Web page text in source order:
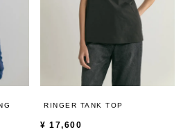
RINGER TANK TOP
¥ 17,600